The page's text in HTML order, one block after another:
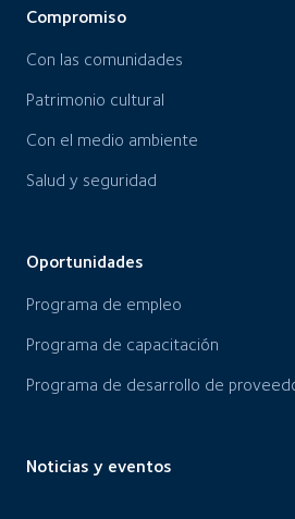
Compromiso
Con las comunidades
Patrimonio cultural
Con el medio ambiente
Salud y seguridad
Oportunidades
Programa de empleo
Programa de capacitación
Programa de desarrollo de
Noticias y eventos